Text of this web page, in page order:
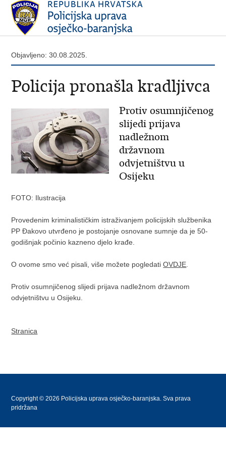
Objavljeno: 30.08.2025.
Policija pronašla kradljivca
Protiv osumnjičenog
slijedi prijava
nadležnom
državnom
odvjetništvu u
Osijeku
FOTO: Ilustracija
Provedenim kriminalističkim istraživanjem policijskih službenika
PP Đakovo utvrđeno je postojanje osnovane sumnje da je 50-
godišnjak počinio kazneno djelo krađe.
O ovome smo već pisali, više možete pogledatiOVDJE
Protiv osumnjičenog slijedi prijava nadležnom državnom
odvjetništvu u Osijeku.
Stranica
Copyright © 2026 Policijska uprava osječko-baranjska. Sva prava
pridržana